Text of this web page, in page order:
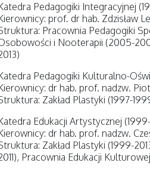
Pedagogiki Integracyjnej
prof. dr hab. Zdzisław
Pracownia Pedagogiki
i Nooterapii (2005-
Pedagogiki Kulturalno-
dr hab. prof. nadzw.
Zakład Plastyki (1997-
Edukacji Artystycznej
dr hab. prof. nadzw.
Zakład Plastyki (1999-
Pracownia Edukacji